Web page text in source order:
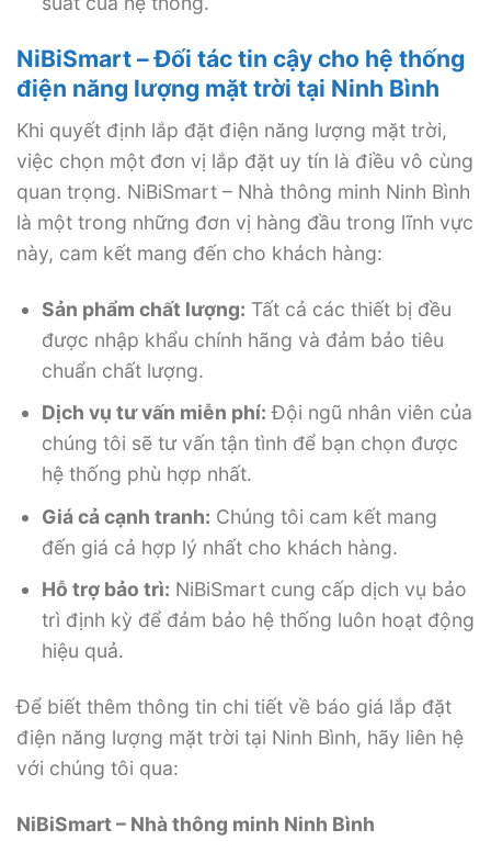
NiBiSmart – Đối tác tin cậy cho hệ thống
điện năng lượng mặt trời tại Ninh Bình
Khi quyết định lắp đặt điện năng lượng mặt trời,
việc chọn một đơn vị lắp đặt uy tín là điều vô cùng
quan trọng. NiBiSmart – Nhà thông minh Ninh Bình
là một trong những đơn vị hàng đầu trong lĩnh vực
này, cam kết mang đến cho khách hàng:
Sản phẩm chất lượng: Tất cả các thiết bị đều
được nhập khẩu chính hãng và đảm bảo tiêu
chuẩn chất lượng.
Dịch vụ tư vấn miễn phí: Đội ngũ nhân viên của
chúng tôi sẽ tư vấn tận tình để bạn chọn được
hệ thống phù hợp nhất.
Giá cả cạnh tranh: Chúng tôi cam kết mang
đến giá cả hợp lý nhất cho khách hàng.
Hỗ trợ bảo trì: NiBiSmart cung cấp dịch vụ bảo
trì định kỳ để đảm bảo hệ thống luôn hoạt động
hiệu quả.
Để biết thêm thông tin chi tiết về báo giá lắp đặt
điện năng lượng mặt trời tại Ninh Bình, hãy liên hệ
với chúng tôi qua:
NiBiSmart – Nhà thông minh Ninh Bình